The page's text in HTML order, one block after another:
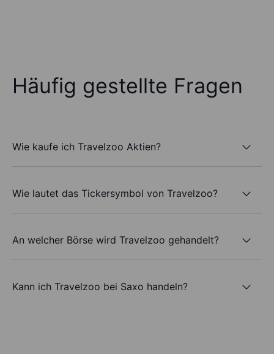
Häufig gestellte Fragen
Wie kaufe ich Travelzoo Aktien?
Wie lautet das Tickersymbol von Travelzoo?
An welcher Börse wird Travelzoo gehandelt?
Kann ich Travelzoo bei Saxo handeln?